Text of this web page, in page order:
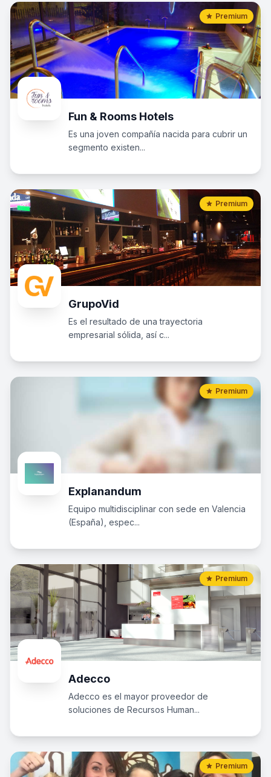
Premium
Fun & Rooms Hotels
Es una joven compañía nacida para cubrir un
segmento existen...
Premium
GrupoVid
Es el resultado de una trayectoria
empresarial sólida, así c...
Premium
Explanandum
Equipo multidisciplinar con sede en Valencia
(España), espec...
Premium
Adecco
Adecco es el mayor proveedor de
soluciones de Recursos Human...
Premium